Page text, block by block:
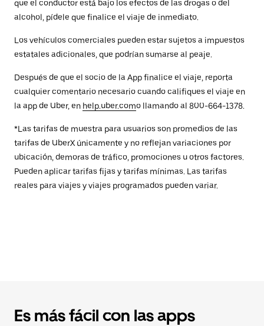
que el conductor está bajo los efectos de las drogas o del
alcohol, pídele que finalice el viaje de inmediato.
Los vehículos comerciales pueden estar sujetos a impuestos
estatales adicionales, que podrían sumarse al peaje.
Después de que el socio de la App finalice el viaje, reporta
cualquier comentario necesario cuando califiques el viaje en
la app de Uber, en help.uber.como llamando al 800-664-1378.
*Las tarifas de muestra para usuarios son promedios de las
tarifas de UberX únicamente y no reflejan variaciones por
ubicación, demoras de tráfico, promociones u otros factores.
Pueden aplicar tarifas fijas y tarifas mínimas. Las tarifas
reales para viajes y viajes programados pueden variar.
Es más fácil con las apps